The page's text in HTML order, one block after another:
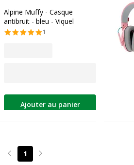
Alpine Muffy - Casque
antibruit - bleu - Viquel
1
Ajouter au panier
Page précédente
1 Page suivante